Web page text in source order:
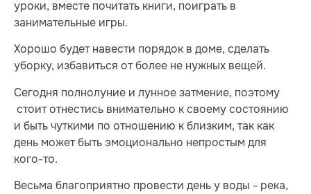
уроки, вместе почитать книги, поиграть в
занимательные игры.
Хорошо будет навести порядок в доме, сделать
уборку, избавиться от более не нужных вещей.
Сегодня полнолуние и лунное затмение, поэтому
стоит отнестись внимательно к своему состоянию
и быть чуткими по отношению к близким, так как
день может быть эмоционально непростым для
кого-то.
Весьма благоприятно провести день у воды - река,